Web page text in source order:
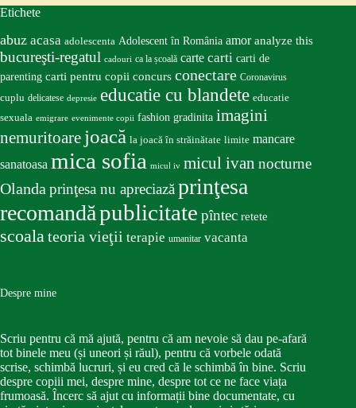
Etichete
abuz acasa adolescenta Adolescent în România amor analyze this
bucureşti-regatul cadouri ca la școală carte carti carti de
parenting carti pentru copii concurs conectare Coronavirus
cuplu delicatese depresie educatie cu blandete educatie
sexuala emigrare evenimente copii fashion gradinita imagini
nemuritoare joacă la joacă în străinătate limite mancare
sanatoasa mica sofia micul iv micul ivan nocturne
Olanda prinţesa nu apreciază prinţesa
recomandăpublicitate pîntec retete
scoala teoria vieţii terapie umanitar vacanta
Despre mine
Scriu pentru că mă ajută, pentru că am nevoie să dau pe-afară
tot binele meu (și uneori și răul), pentru că vorbele odată
scrise, schimbă lucruri, și eu cred că le schimbă în bine. Scriu
despre copiii mei, despre mine, despre tot ce ne face viața
frumoasă. Încerc să ajut cu informații bine documentate, cu